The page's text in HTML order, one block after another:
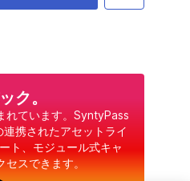
ク。
れています。SyntyPass
携されたアセットライ
ト、モジュール式キャ
セスできます。